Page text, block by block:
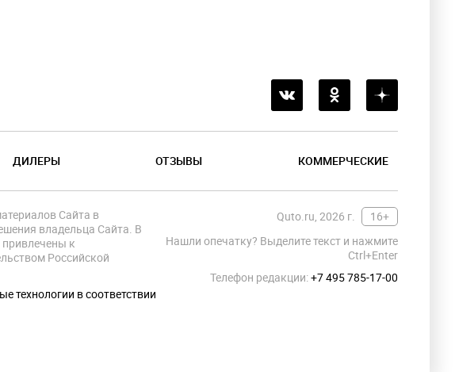
ДИЛЕРЫ ОТЗЫВЫ КОММЕРЧЕСКИЕ
Quto.ru, 2026 г.
16+
Нашли опечатку? Выделите текст и нажмите
Ctrl+Enter
Телефон редакции:+7 495 785-17-00
Сайта в
владельца Сайта. В
к
Российской
технологии в соответствии